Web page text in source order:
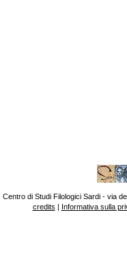
Centro di Studi Filologici Sardi - via
credits | Informativa sulla